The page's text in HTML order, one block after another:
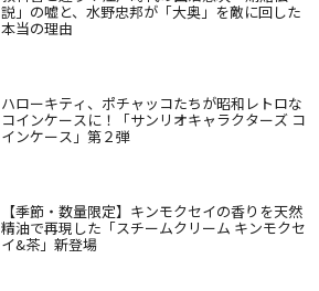
説」の嘘と、水野忠邦が「大奥」を敵に回した
本当の理由
ハローキティ、ポチャッコたちが昭和レトロな
コインケースに！「サンリオキャラクターズ コ
インケース」第２弾
【季節・数量限定】キンモクセイの香りを天然
精油で再現した「スチームクリーム キンモクセ
イ&茶」新登場